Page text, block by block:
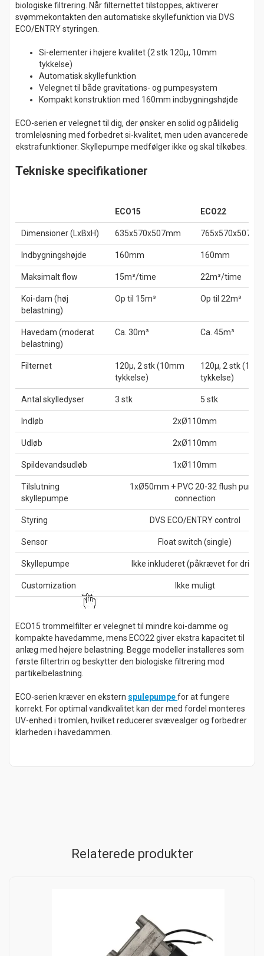
biologiske filtrering. Når filternettet tilstoppes, aktiverer
svømmekontakten den automatiske skyllefunktion via DVS
ECO/ENTRY styringen.
Si-elementer i højere kvalitet (2 stk 120µ, 10mm
tykkelse)
Automatisk skyllefunktion
Velegnet til både gravitations- og pumpesystem
Kompakt konstruktion med 160mm indbygningshøjde
ECO-serien er velegnet til dig, der ønsker en solid og pålidelig
tromleløsning med forbedret si-kvalitet, men uden avancerede
ekstrafunktioner. Skyllepumpe medfølger ikke og skal tilkøbes.
Tekniske specifikationer
ECO15 ECO22
Dimensioner (LxBxH) 635x570x507mm
Indbygningshøjde 160mm 160mm
Maksimalt flow 15m³/time 22m³/time
Koi-dam (høj
belastning)
Op til 15m³ Op til 22m³
Havedam (moderat
belastning)
Ca. 30m³ Ca. 45m³
Filternet
120µ, 2 stk (10mm
tykkelse)
120µ, 2 stk
tykkelse)
Antal skylledyser 3 stk 5 stk
Indløb 2xØ110mm
Udløb 2xØ110mm
Spildevandsudløb 1xØ110mm
Tilslutning
skyllepumpe
1xØ50mm + PVC 20-32 flush pump
connection
Styring DVS ECO/ENTRY control
Sensor Float switch (single)
Skyllepumpe Ikke inkluderet (påkrævet for drift)
Customization Ikke muligt
ECO15 trommelfilter er velegnet til mindre koi-damme og
kompakte havedamme, mens ECO22 giver ekstra kapacitet til
anlæg med højere belastning. Begge modeller installeres som
første filtertrin og beskytter den biologiske filtrering mod
partikelbelastning.
ECO-serien kræver en ekstern spulepumpefor at fungere
korrekt. For optimal vandkvalitet kan der med fordel monteres
UV-enhed i tromlen, hvilket reducerer svævealger og forbedrer
klarheden i havedammen.
Relaterede produkter